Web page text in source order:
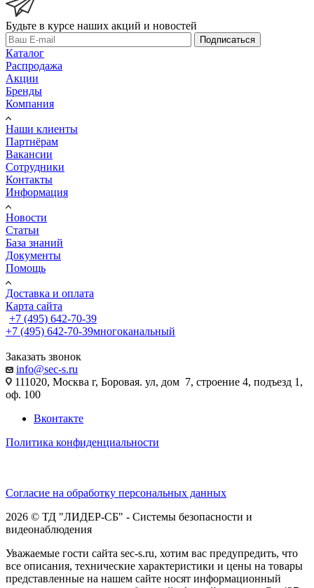
Будьте в курсе наших акций и новостей
Подписаться
Каталог
Распродажа
Акции
Бренды
Компания
Наши клиенты
Партнёрам
Вакансии
Сотрудники
Контакты
Информация
Новости
Статьи
База знаний
Документы
Помощь
Доставка и оплата
Карта сайта
+7 (495) 642-70-39
+7 (495) 642-70-39многоканальный
Заказать звонок
info@sec-s.ru
111020, Москва г, Боровая. ул, дом 7, строение 4, подъезд 1,
оф. 100
Вконтакте
Политика конфиденциальности
Согласие на обработку персональных данных
2026 © ТД "ЛИДЕР-СБ" - Системы безопасности и
видеонаблюдения
Уважаемые гости сайта sec-s.ru, хотим вас предупредить, что
все описания, технические характеристики и цены на товары
представленные на нашем сайте носят информационный